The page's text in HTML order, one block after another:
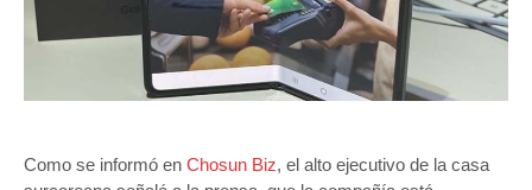
Como se informó en Chosun Biz, el alto ejecutivo de la casa